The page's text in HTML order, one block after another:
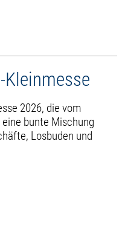
Kleinmesse
2026, die vom
bunte Mischung
Losbuden und